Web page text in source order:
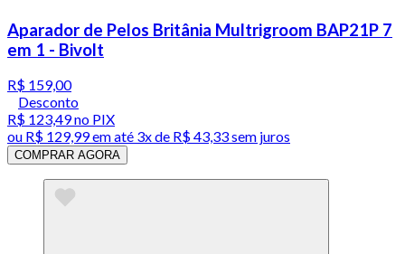
Aparador de Pelos Britânia Multrigroom BAP21P 7
em 1 - Bivolt
R$ 159,00
Desconto
R$ 123,49no PIX
ou R$ 129,99em até 3x de R$ 43,33 sem juros
COMPRAR AGORA